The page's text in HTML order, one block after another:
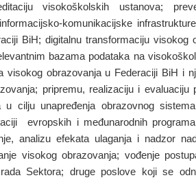
visokoškolskih ustanova;
komunikacijske
BiH; digitalnu transformaciju visokog
bazama podataka na
visokog obrazovanja u Federaciji BiH i
pripremu, realizaciju i evaluaciju
u cilju unapređenja obrazovnog
evropskih i međunarodnih
analizu efekata ulaganja i nadzor
visokog obrazovanja; vođenje
Sektora; druge poslove koji se